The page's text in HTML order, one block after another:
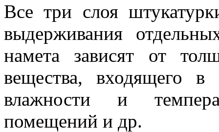
Все три слоя
выдерживания
намета зависят от
вещества, входящего
влажности и
помещений и др.